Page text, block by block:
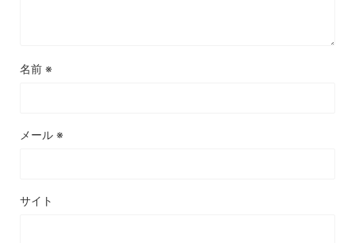
名前 ※
メール ※
サイト